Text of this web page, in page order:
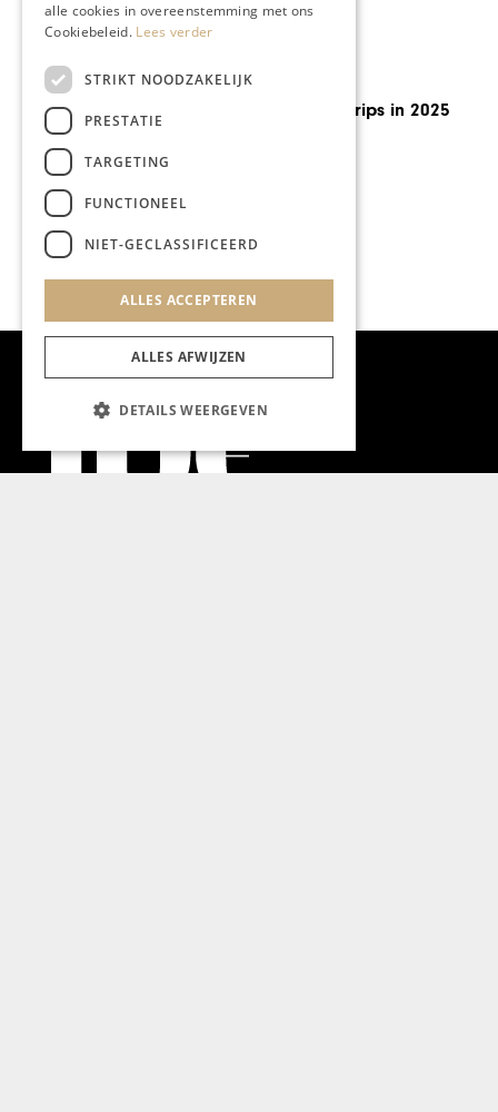
REIZEN
3 originele citytrips in 2025
alle cookies in overeenstemming met ons
Cookiebeleid. Lees verder
STRIKT NOODZAKELIJK
PRESTATIE
TARGETING
FUNCTIONEEL
NIET-GECLASSIFICEERD
ALLES ACCEPTEREN
ALLES AFWIJZEN
DETAILS WEERGEVEN